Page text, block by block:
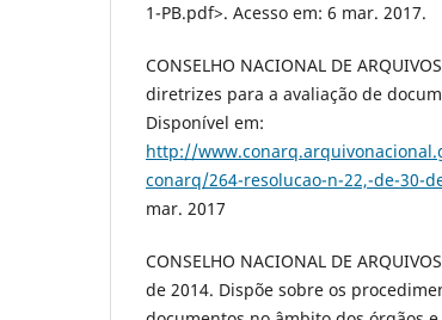
1-PB.pdf>. Acesso em: 6 mar. 2017.
CONSELHO NACIONAL DE
diretrizes para a avaliação de
Disponível em:
http://
conarq/264-resolucao-n-22,-de-30-
mar. 2017
CONSELHO NACIONAL DE
de 2014. Dispõe sobre os